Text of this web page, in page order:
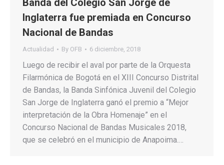
Inglaterra fue premiada en Concurso
Nacional de Bandas
Actualidad By OFB 6 diciembre, 2018
Luego de recibir el aval por parte de la Orquesta
Filarmónica de Bogotá en el XIII Concurso Distrital
de Bandas, la Banda Sinfónica Juvenil del Colegio
San Jorge de Inglaterra ganó el premio a “Mejor
interpretación de la Obra Homenaje” en el
Concurso Nacional de Bandas Musicales 2018,
que se celebró en el municipio de Anapoima.…